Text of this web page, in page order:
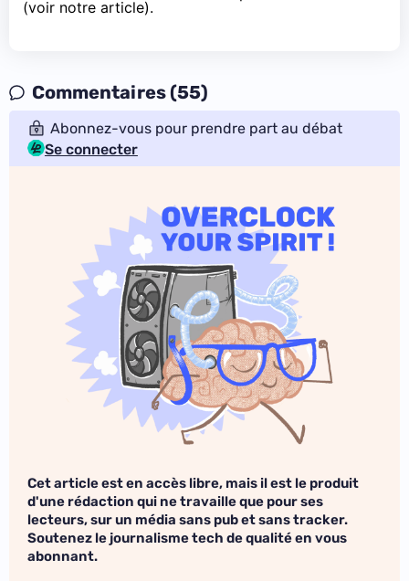
(voir notre article).
Commentaires (55)
Abonnez-vous pour prendre part au débat
Se connecter
Cet article est en accès libre, mais il est le produit
d'une rédaction qui ne travaille que pour ses
lecteurs, sur un média sans pub et sans tracker.
Soutenez le journalisme tech de qualité en vous
abonnant.